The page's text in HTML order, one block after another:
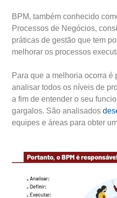
BPM, também conhecido
Processos de Negócios,
práticas de gestão que tem
melhorar os processos
Para que a melhoria ocorra é
analisar todos os níveis de
a fim de entender o seu
gargalos. São analisados
equipes e áreas para obter